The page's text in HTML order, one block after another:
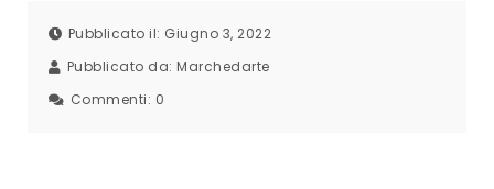
Pubblicato il: Giugno 3, 2022
Pubblicato da: Marchedarte
Commenti: 0